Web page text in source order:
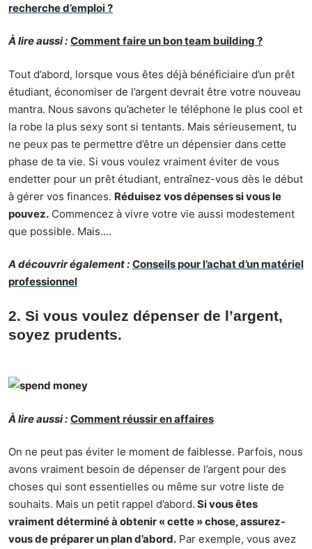
recherche d’emploi ?
À lire aussi : Comment faire un bon team building ?
Tout d’abord, lorsque vous êtes déjà bénéficiaire d’un prêt
étudiant, économiser de l’argent devrait être votre nouveau
mantra. Nous savons qu’acheter le téléphone le plus cool et
la robe la plus sexy sont si tentants. Mais sérieusement, tu
ne peux pas te permettre d’être un dépensier dans cette
phase de ta vie. Si vous voulez vraiment éviter de vous
endetter pour un prêt étudiant, entraînez-vous dès le début
à gérer vos finances. Réduisez vos dépenses si vous le
pouvez. Commencez à vivre votre vie aussi modestement
que possible. Mais….
A découvrir également : Conseils pour l’achat d’un matériel
professionnel
2. Si vous voulez dépenser de l’argent,
soyez prudents.
À lire aussi : Comment réussir en affaires
On ne peut pas éviter le moment de faiblesse. Parfois, nous
avons vraiment besoin de dépenser de l’argent pour des
choses qui sont essentielles ou même sur votre liste de
souhaits. Mais un petit rappel d’abord. Si vous êtes
vraiment déterminé à obtenir « cette » chose, assurez-
vous de préparer un plan d’abord. Par exemple, vous avez